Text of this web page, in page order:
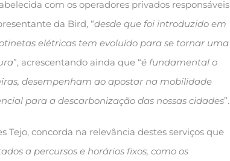
com os operadores privados responsáveis
da Bird, “desde que foi introduzido em
elétricas tem evoluído para se tornar uma
”, acrescentando ainda que “é fundamental o
desempenham ao apostar na mobilidade
para a descarbonização das nossas cidades”.
Tejo, concorda na relevância destes serviços que
a percursos e horários fixos, como os